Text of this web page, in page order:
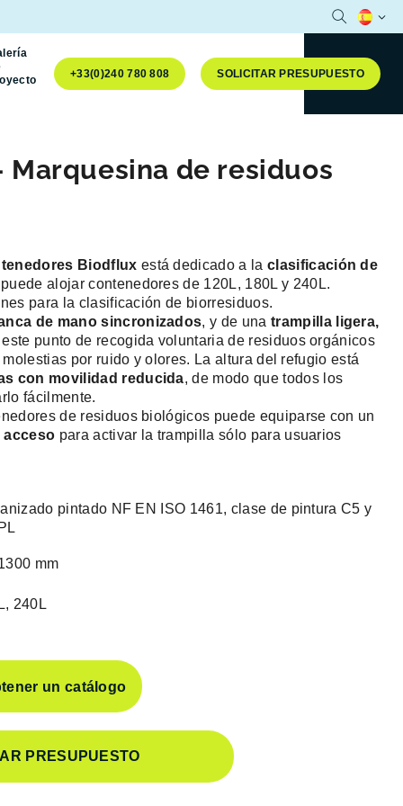
+33(0)240 780 808 SOLICITAR PRESUPUESTO
Abrir la
Idioma
Marquesina de residuos
Biodflux está dedicado a la clasificación de
alojar contenedores de 120L, 180L y 240L.
para la clasificación de biorresiduos.
de mano sincronizados, y de una trampilla ligera,
este punto de recogida voluntaria de residuos orgánicos
por ruido y olores. La altura del refugio está
con movilidad reducida, de modo que todos los
fácilmente.
de residuos biológicos puede equiparse con un
acceso para activar la trampilla sólo para usuarios
pintado NF EN ISO 1461, clase de pintura C5 y
mm
240L
un catálogo
PRESUPUESTO